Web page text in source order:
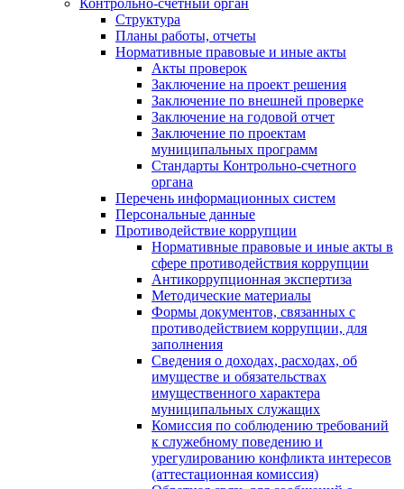
Структура
Планы работы, отчеты
Нормативные правовые и иные акты
Акты проверок
Заключение на проект решения
Заключение по внешней проверке
Заключение на годовой отчет
Заключение по проектам
муниципальных программ
Стандарты Контрольно-счетного
органа
Перечень информационных систем
Персональные данные
Противодействие коррупции
Нормативные правовые и иные акты в
сфере противодействия коррупции
Антикоррупционная экспертиза
Методические материалы
Формы документов, связанных с
противодействием коррупции, для
заполнения
Сведения о доходах, расходах, об
имуществе и обязательствах
имущественного характера
муниципальных служащих
Комиссия по соблюдению требований
к служебному поведению и
урегулированию конфликта интересов
(аттестационная комиссия)